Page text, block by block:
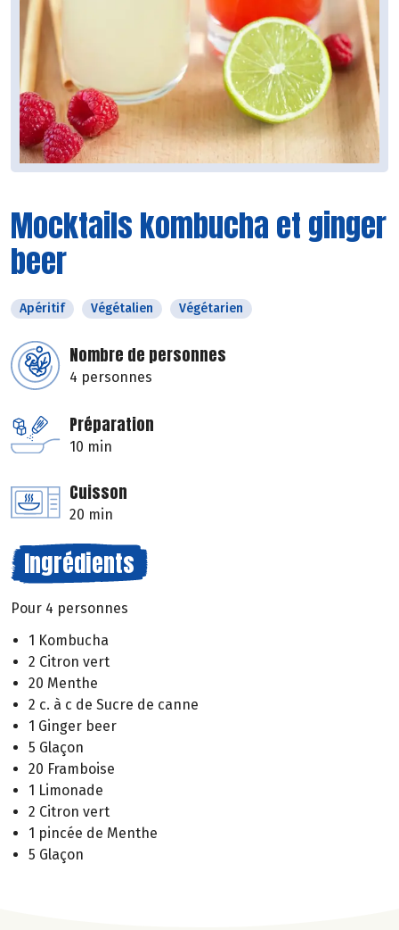
Mocktails kombucha et ginger
beer
Apéritif Végétalien Végétarien
Nombre de personnes
4 personnes
Préparation
10 min
Cuisson
20 min
Ingrédients
Pour 4 personnes
1 Kombucha
2 Citron vert
20 Menthe
2 c. à c de Sucre de canne
1 Ginger beer
5 Glaçon
20 Framboise
1 Limonade
2 Citron vert
1 pincée de Menthe
5 Glaçon